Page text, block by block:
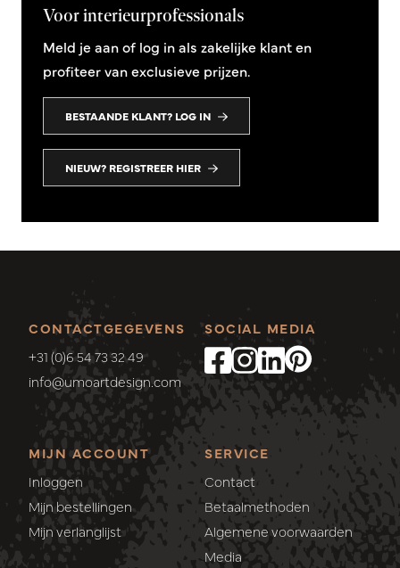
Voor interieurprofessionals
Meld je aan of log in als zakelijke klant en
profiteer van exclusieve prijzen.
BESTAANDE KLANT? LOG IN
NIEUW? REGISTREER HIER
CONTACTGEGEVENS
+31 (0)6 54 73 32 49
info@umoartdesign.com
MIJN ACCOUNT
Inloggen
Mijn bestellingen
Mijn verlanglijst
SERVICE
Contact
Betaalmethoden
Algemene voorwaarden
Media
SOCIAL MEDIA